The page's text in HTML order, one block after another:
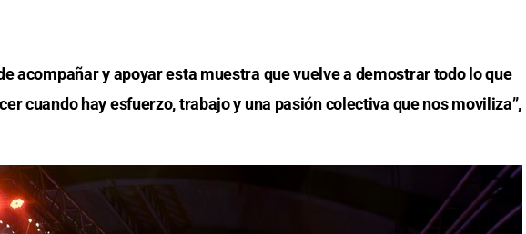
acompañar y apoyar esta muestra que vuelve a demostrar todo lo que
cuando hay esfuerzo, trabajo y una pasión colectiva que nos moviliza”,